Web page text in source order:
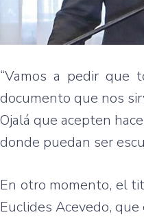
“Vamos a pedir que
documento que nos
Ojalá que acepten
donde puedan ser
En otro momento, el
Euclides Acevedo,